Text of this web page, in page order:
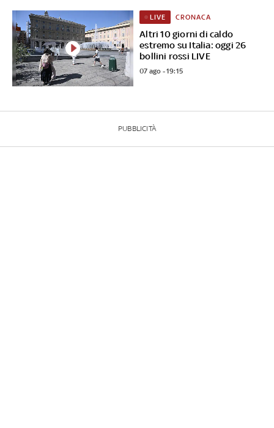
Altri 10 giorni di caldo
estremo su Italia: oggi 26
bollini rossi LIVE
LIVE CRONACA
07 ago - 19:15
PUBBLICITÀ